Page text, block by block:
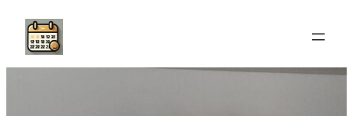
Aller
contenu